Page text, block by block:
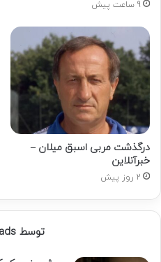
9 ساعت پیش
درگذشت مربی اسبق میلان –
خبرآنلاین
2 روز پیش
توسط alvand-ads